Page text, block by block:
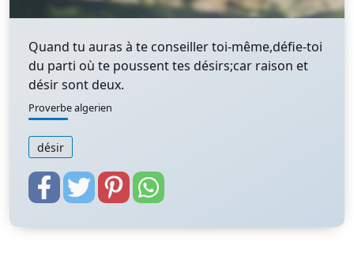
Quand tu auras à te conseiller toi-même,défie-toi
du parti où te poussent tes désirs;car raison et
désir sont deux.
Proverbe algerien
désir